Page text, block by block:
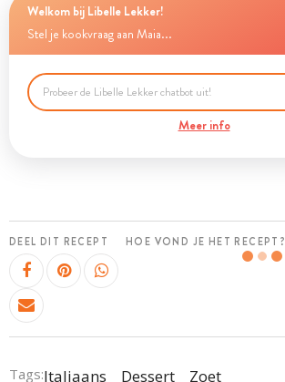
Welkom bij Libelle Lekker!
Stel je kookvraag aan Maia...
Meer info
DEEL DIT RECEPT HOE VOND JE HET RECEPT?
Tags:Italiaans Dessert Zoet